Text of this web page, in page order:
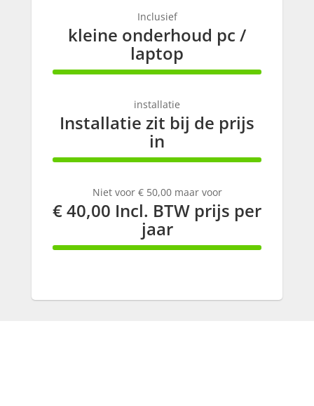
Inclusief
kleine onderhoud pc /
laptop
100% Complete
installatie
Installatie zit bij de prijs
in
100% Complete
Niet voor € 50,00 maar voor
€ 40,00 Incl. BTW prijs per
jaar
100% Complete